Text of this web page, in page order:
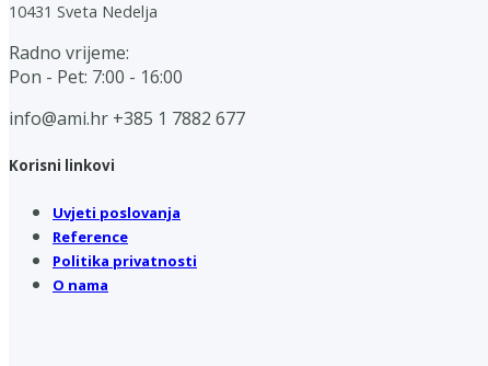
10431 Sveta Nedelja
Radno vrijeme:
Pon - Pet: 7:00 - 16:00
info@ami.hr +385 1 7882 677
Korisni linkovi
Uvjeti poslovanja
Reference
Politika privatnosti
O nama